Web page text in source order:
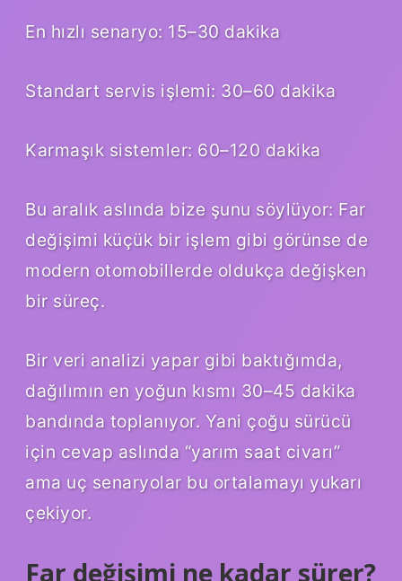
En hızlı senaryo: 15–30 dakika
Standart servis işlemi: 30–60 dakika
Karmaşık sistemler: 60–120 dakika
Bu aralık aslında bize şunu söylüyor: Far
değişimi küçük bir işlem gibi görünse de
modern otomobillerde oldukça değişken
bir süreç.
Bir veri analizi yapar gibi baktığımda,
dağılımın en yoğun kısmı 30–45 dakika
bandında toplanıyor. Yani çoğu sürücü
için cevap aslında “yarım saat civarı”
ama uç senaryolar bu ortalamayı yukarı
çekiyor.
Far değişimi ne kadar sürer?